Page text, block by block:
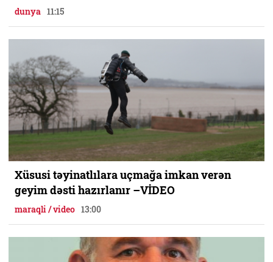
dunya 11:15
Xüsusi təyinatlılara uçmağa imkan verən
geyim dəsti hazırlanır –VİDEO
maraqli / video 13:00